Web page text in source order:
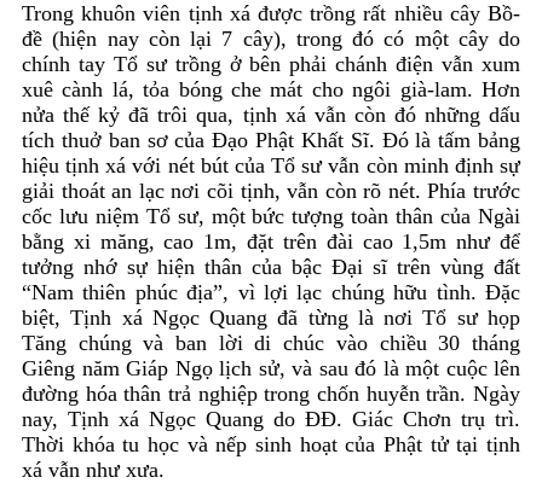
Trong khuôn viên tịnh xá được trồng rất nhiều cây Bồ-
đề (hiện nay còn lại 7 cây), trong đó có một cây do
chính tay Tổ sư trồng ở bên phải chánh điện vẫn xum
xuê cành lá, tỏa bóng che mát cho ngôi già-lam. Hơn
nửa thế kỷ đã trôi qua, tịnh xá vẫn còn đó những dấu
tích thuở ban sơ của Đạo Phật Khất Sĩ. Đó là tấm bảng
hiệu tịnh xá với nét bút của Tổ sư vẫn còn minh định sự
giải thoát an lạc nơi cõi tịnh, vẫn còn rõ nét. Phía trước
cốc lưu niệm Tổ sư, một bức tượng toàn thân của Ngài
bằng xi măng, cao 1m, đặt trên đài cao 1,5m như để
tưởng nhớ sự hiện thân của bậc Đại sĩ trên vùng đất
“Nam thiên phúc địa”, vì lợi lạc chúng hữu tình. Đặc
biệt, Tịnh xá Ngọc Quang đã từng là nơi Tổ sư họp
Tăng chúng và ban lời di chúc vào chiều 30 tháng
Giêng năm Giáp Ngọ lịch sử, và sau đó là một cuộc lên
đường hóa thân trả nghiệp trong chốn huyễn trần. Ngày
nay, Tịnh xá Ngọc Quang do ĐĐ. Giác Chơn trụ trì.
Thời khóa tu học và nếp sinh hoạt của Phật tử tại tịnh
xá vẫn như xưa.